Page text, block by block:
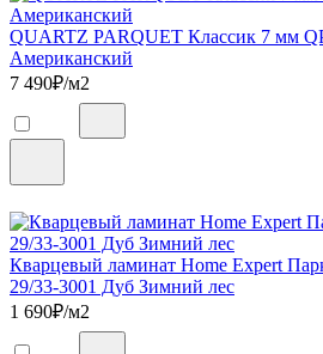
QUARTZ PARQUET Классик 7 мм
Американский
7 490₽/м2
Кварцевый ламинат Home Expert
29/33-3001 Дуб Зимний лес
1 690₽/м2